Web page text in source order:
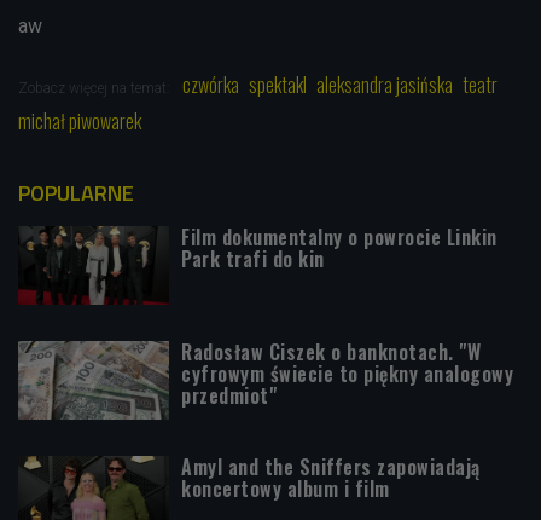
aw
Zobacz więcej na temat: czwórka spektakl aleksandra jasińska teatr
michał piwowarek
POPULARNE
Film dokumentalny o powrocie Linkin
Park trafi do kin
Radosław Ciszek o banknotach. "W
cyfrowym świecie to piękny analogowy
przedmiot"
Amyl and the Sniffers zapowiadają
koncertowy album i film